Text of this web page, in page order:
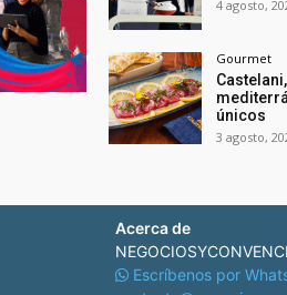
4 agosto,
Gourmet
únicos
3 agosto,
Acerca de
Escríbenos por